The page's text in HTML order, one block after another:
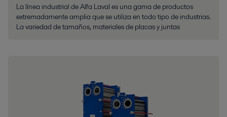
La línea industrial de Alfa Laval es una gama de productos
extremadamente amplia que se utiliza en todo tipo de industrias.
La variedad de tamaños, materiales de placas y juntas